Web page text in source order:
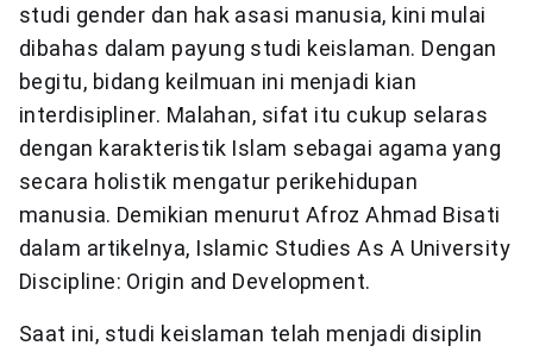
studi gender dan hak asasi manusia, kini mulai
dibahas dalam payung studi keislaman. Dengan
begitu, bidang keilmuan ini menjadi kian
interdisipliner. Malahan, sifat itu cukup selaras
dengan karakteristik Islam sebagai agama yang
secara holistik mengatur perikehidupan
manusia. Demikian menurut Afroz Ahmad Bisati
dalam artikelnya, Islamic Studies As A University
Discipline: Origin and Development.
Saat ini, studi keislaman telah menjadi disiplin